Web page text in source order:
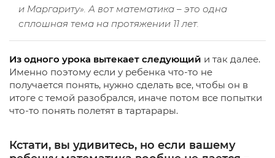
и Маргариту». А вот математика – это одна
сплошная тема на протяжении 11 лет.
Из одного урока вытекает следующий и так далее.
Именно поэтому если у ребенка что-то не
получается понять, нужно сделать все, чтобы он в
итоге с темой разобрался, иначе потом все попытки
что-то понять полетят в тартарары.
Кстати, вы удивитесь, но если вашему